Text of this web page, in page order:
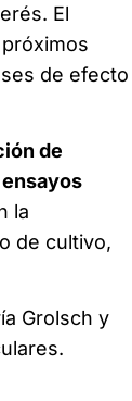
El
de efecto
de
la
de cultivo,
Grolsch y